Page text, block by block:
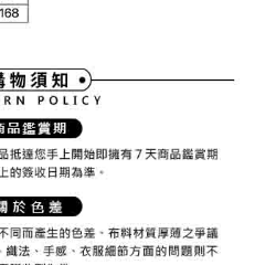
代理人或監護人之同意方可使用
申辦者引起之損失，本公司不負相關責
將依據個別帳號之用戶狀況，依本公司即
有額度不足之情形，本公司將視審查結果
該用戶之使用額度並採取法律行動。